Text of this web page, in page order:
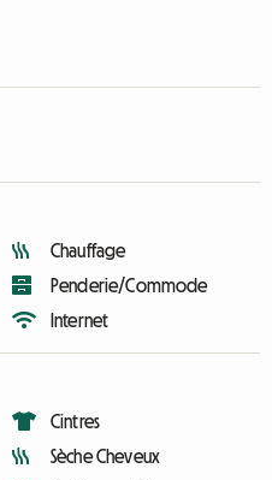
Chauffage
Penderie/Commode
Internet
Cintres
Sèche Cheveux